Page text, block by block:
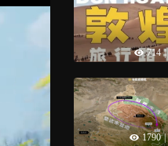
714 |
1790 |